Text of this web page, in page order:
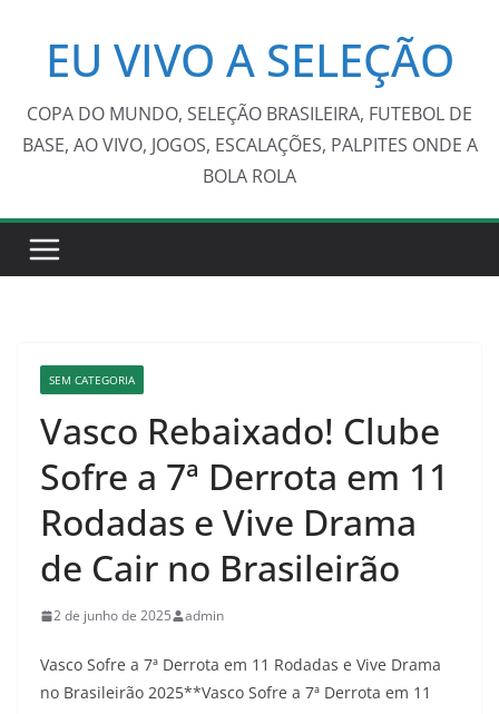
conteúdo
EU VIVO A SELEÇÃO
COPA DO MUNDO, SELEÇÃO BRASILEIRA, FUTEBOL DE
BASE, AO VIVO, JOGOS, ESCALAÇÕES, PALPITES ONDE A
BOLA ROLA
SEM CATEGORIA
Vasco Rebaixado! Clube
Sofre a 7ª Derrota em 11
Rodadas e Vive Drama
de Cair no Brasileirão
2 de junho de 2025 admin
Vasco Sofre a 7ª Derrota em 11 Rodadas e Vive Drama
no Brasileirão 2025**Vasco Sofre a 7ª Derrota em 11